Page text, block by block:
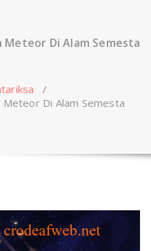
Di Alam Semesta
/
Di Alam Semesta